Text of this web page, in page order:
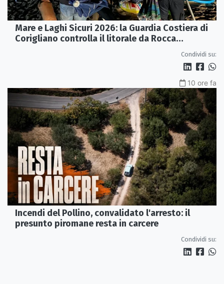
Mare e Laghi Sicuri 2026: la Guardia Costiera di
Corigliano controlla il litorale da Rocca
Condividi su:
10 ore fa
Incendi del Pollino, convalidato l'arresto: il
presunto piromane resta in carcere
Condividi su: